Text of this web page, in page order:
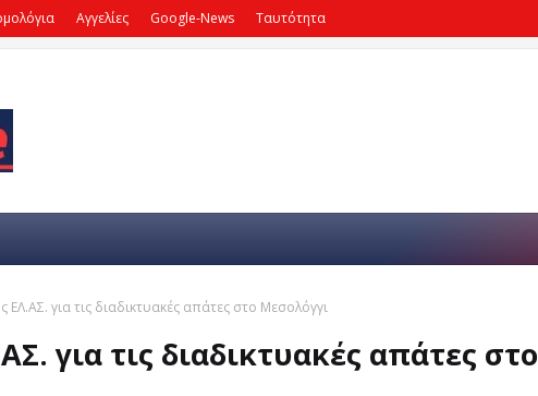
Αγγελίες Google-News Ταυτότητα
ΕΛ.ΑΣ. για τις διαδικτυακές απάτες στο Μεσολόγγι
για τις διαδικτυακές απάτες στο